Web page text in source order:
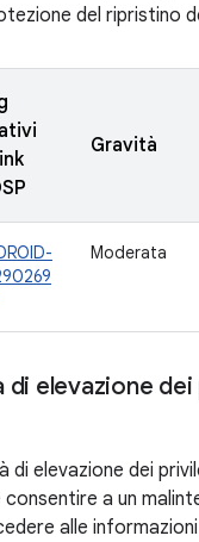
del ripristino
Gravità
Moderata
di elevazione
di elevazione dei
a un
alle